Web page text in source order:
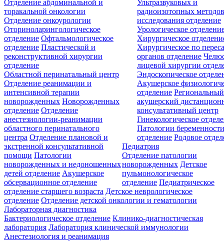
Отделение абдоминальной и
торакальной онкологии
Отделение онкоурологии
Оториноларингологическое
отделение Офтальмологическое
отделение Пластической и
реконструктивной хирургии
отделение
Ультразвуковых и
радиоизотопных
исследования отделение
Урологическое
Хирургическое
Хирургическое по
органов отделение
лицевой хирургии
Эндоскопическое
Областной перинатальный центр
Отделение реанимации и
интенсивной терапии
новорожденных Новорожденных
отделение Отделение
анестезиологии-реанимации
областного перинатального
центра Отделение плановой и
экстренной консультативной
помощи Патологии
новорожденных и недоношенных
детей отделение Акушерское
обсервационное отделение
Акушерское
отделение Региональный
акушерский
консультативный центр
Гинекологическое
Патологии
отделение Родовое
Педиатрия
Отделение патологии
новорожденных Детское
пульмонологическое
отделение Педиатрическое
отделение старшего возраста Детское неврологическое
отделение Отделение детской онкологии и гематологии
Лабораторная диагностика
Бактериологическое отделение Клинико-диагностическая
лаборатория Лаборатория клинической иммунологии
Анестезиология и реанимация